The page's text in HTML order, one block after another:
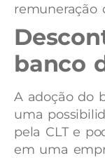
remuneração
banco
A adoção do
uma
pela CLT e
em uma